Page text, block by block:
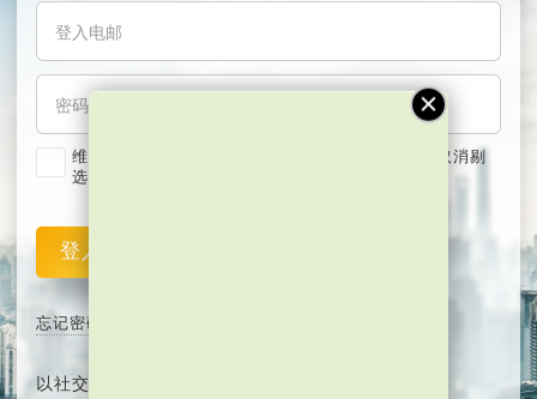
维持我的登入状态两星期 (若使用共用电脑，紧记取消剔
选)
登入
忘记密码
以社交媒体平台注册或登入∶